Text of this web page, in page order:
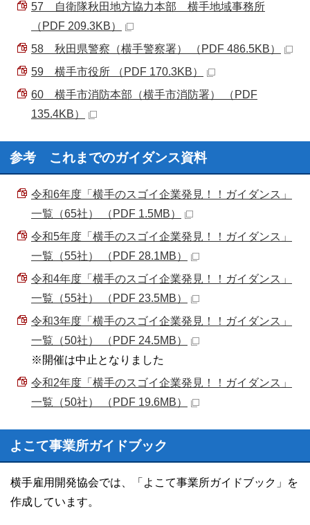
57 自衛隊秋田地方協力本部 横手地域事務所
（PDF 209.3KB）
58 秋田県警察（横手警察署） （PDF 486.5KB）
59 横手市役所 （PDF 170.3KB）
60 横手市消防本部（横手市消防署） （PDF
135.4KB）
参考 これまでのガイダンス資料
令和6年度「横手のスゴイ企業発見！！ガイダンス」
一覧（65社） （PDF 1.5MB）
令和5年度「横手のスゴイ企業発見！！ガイダンス」
一覧（55社） （PDF 28.1MB）
令和4年度「横手のスゴイ企業発見！！ガイダンス」
一覧（55社） （PDF 23.5MB）
令和3年度「横手のスゴイ企業発見！！ガイダンス」
一覧（50社） （PDF 24.5MB）
※開催は中止となりました
令和2年度「横手のスゴイ企業発見！！ガイダンス」
一覧（50社） （PDF 19.6MB）
よこて事業所ガイドブック
横手雇用開発協会では、「よこて事業所ガイドブック」を
作成しています。